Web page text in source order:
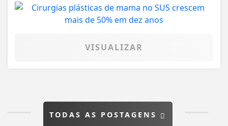
VISUALIZAR
TODAS AS POSTAGENS